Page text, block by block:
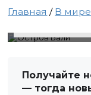
Главная / В мире
Получайте
— тогда